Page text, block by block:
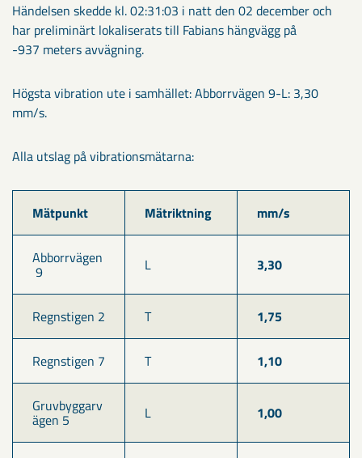
Händelsen skedde kl. 02:31:03 i natt den 02 december och
har preliminärt lokaliserats till Fabians hängvägg på
-937 meters avvägning.
Högsta vibration ute i samhället: Abborrvägen 9-L: 3,30
mm/s.
Alla utslag på vibrationsmätarna:
Mätpunkt Mätriktning mm/s
Abborrvägen
9 L 3,30
Regnstigen 2 T 1,75
Regnstigen 7 T 1,10
Gruvbyggarv
ägen 5 L 1,00